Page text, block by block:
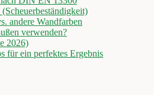
andere Wandfarben
verwenden?
2026)
für ein perfektes Ergebnis